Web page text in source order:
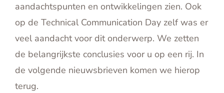
aandachtspunten en ontwikkelingen zien. Ook
op de Technical Communication Day zelf was er
veel aandacht voor dit onderwerp. We zetten
de belangrijkste conclusies voor u op een rij. In
de volgende nieuwsbrieven komen we hierop
terug.